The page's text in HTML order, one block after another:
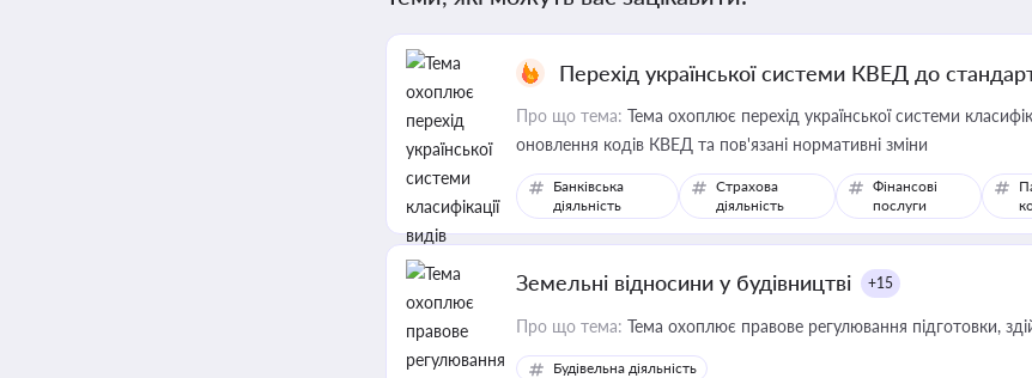
Перехід української системи КВЕД до
Про що тема: Тема охоплює перехід української системи
оновлення кодів КВЕД та пов'язані нормативні зміни
Банківська
діяльність
Страхова
діяльність
Фінансові
послуги
Земельні відносини у будівництві +15
Про що тема: Тема охоплює правове регулювання підготовки,
Будівельна діяльність